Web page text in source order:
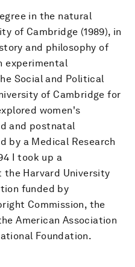
in the natural
of Cambridge (1989), in
and philosophy of
experimental
Social and Political
of Cambridge for
women's
and postnatal
by a Medical Research
I took up a
Harvard University
funded by
Commission, the
American Association
Foundation.